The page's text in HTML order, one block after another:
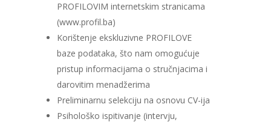
PROFILOVIM internetskim stranicama
(www.profil.ba)
Korištenje ekskluzivne PROFILOVE
baze podataka, što nam omogućuje
pristup informacijama o stručnjacima i
darovitim menadžerima
Preliminarnu selekciju na osnovu CV-ija
Psihološko ispitivanje (intervju,